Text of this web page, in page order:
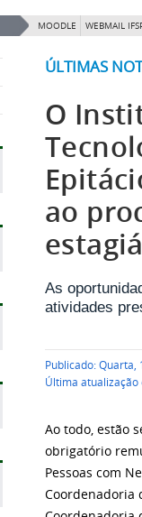
MOODLE WEBMAIL
ÚLTIMAS
O
ao
As
atividades
Publicado: Quarta,
Última atualização
Ao todo, estão
obrigatório
Pessoas com
Coordenadoria